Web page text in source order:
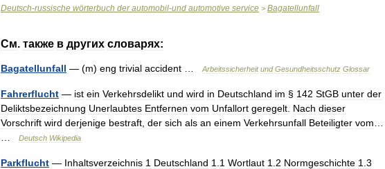
Deutsch-russische wörterbuch der automobil-und automotive service > Bagatellunfall
См. также в других словарях:
Bagatellunfall — (m) eng trivial accident Arbeitssicherheit und Gesundheitsschutz Glossar
Fahrerflucht — ist ein Verkehrsdelikt und wird in Deutschland im § 142 StGB unter der
Deliktsbezeichnung Unerlaubtes Entfernen vom Unfallort geregelt Nach dieser
Vorschrift wird derjenige bestraft der sich als an einem Verkehrsunfall Beteiligter vom
Deutsch Wikipedia
Parkflucht — Inhaltsverzeichnis 1 Deutschland 1 1 Wortlaut 1 2 Normgeschichte 1 3